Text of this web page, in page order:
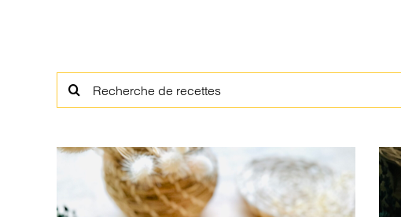
Rechercher: